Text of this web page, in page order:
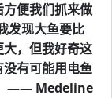
便我们抓来做
发现大鱼要比
，但我好奇这
有可能用电鱼
—— Medeline